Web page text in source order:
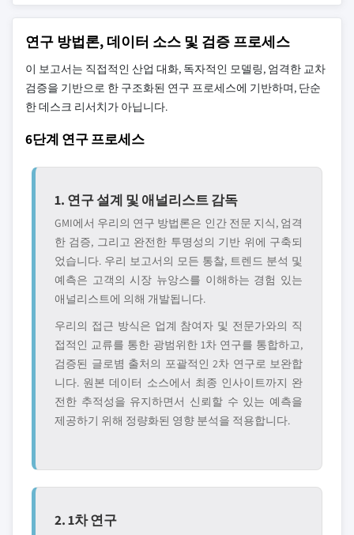
연구 방법론, 데이터 소스 및 검증 프로세스
이 보고서는 직접적인 산업 대화, 독자적인 모델링, 엄격한 교차
검증을 기반으로 한 구조화된 연구 프로세스에 기반하며, 단순
한 데스크 리서치가 아닙니다.
6단계 연구 프로세스
1. 연구 설계 및 애널리스트 감독
GMI에서 우리의 연구 방법론은 인간 전문 지식, 엄격
한 검증, 그리고 완전한 투명성의 기반 위에 구축되
었습니다. 우리 보고서의 모든 통찰, 트렌드 분석 및
예측은 고객의 시장 뉴앙스를 이해하는 경험 있는
애널리스트에 의해 개발됩니다.
우리의 접근 방식은 업계 참여자 및 전문가와의 직
접적인 교류를 통한 광범위한 1차 연구를 통합하고,
검증된 글로볌 출처의 포괄적인 2차 연구로 보완합
니다. 원본 데이터 소스에서 최종 인사이트까지 완
전한 추적성을 유지하면서 신뢰할 수 있는 예측을
제공하기 위해 정량화된 영향 분석을 적용합니다.
2. 1차 연구